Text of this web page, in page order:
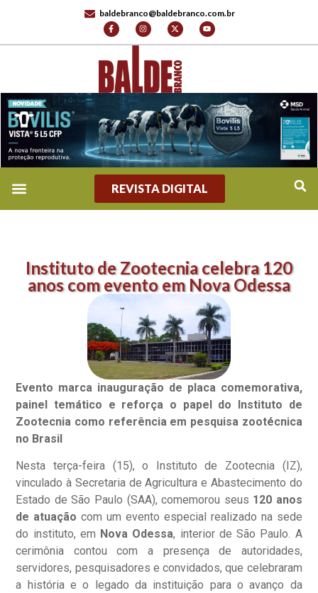
baldebranco@baldebranco.com.br
REVISTA DIGITAL
Instituto de Zootecnia celebra 120
anos com evento em Nova Odessa
Evento marca inauguração de placa comemorativa,
painel temático e reforça o papel do Instituto de
Zootecnia como referência em pesquisa zootécnica
no Brasil
Nesta terça-feira (15), o Instituto de Zootecnia (IZ),
vinculado à Secretaria de Agricultura e Abastecimento do
Estado de São Paulo (SAA), comemorou seus 120 anos
de atuação com um evento especial realizado na sede
do instituto, em Nova Odessa, interior de São Paulo. A
cerimônia contou com a presença de autoridades,
servidores, pesquisadores e convidados, que celebraram
a história e o legado da instituição para o avanço da